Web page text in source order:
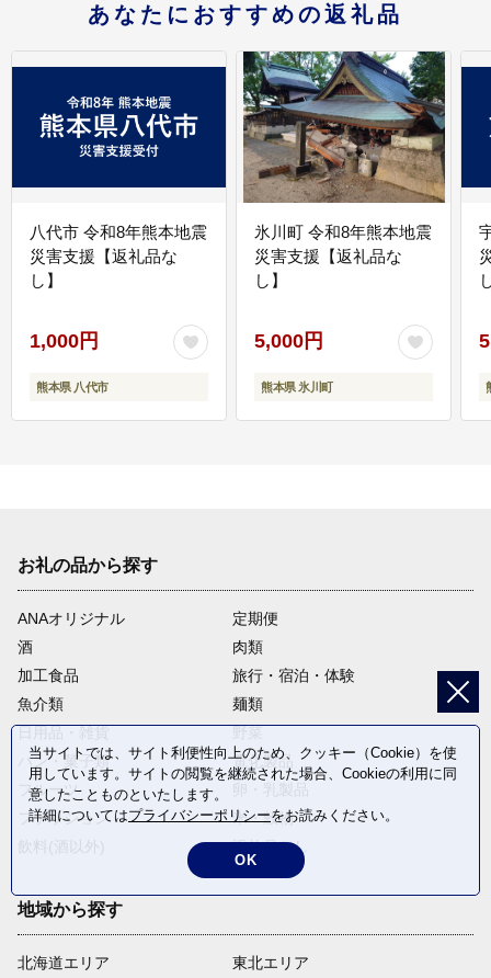
あなたにおすすめの返礼品
八代市 令和8年熊本地震
災害支援【返礼品な
し】
1,000円
熊本県 八代市
氷川町 令和8年熊本地震
災害支援【返礼品な
し】
5,000円
熊本県 氷川町
お礼の品から探す
ANAオリジナル
定期便
酒
肉類
加工食品
旅行・宿泊・体験
魚介類
麺類
パン・菓子類
電化製品
フルーツ
ファッション
米・穀物
返礼品なし
地域から探す
北海道エリア
東北エリア
当サイトでは、サイト利便性向上のため、クッキー（Cookie）を使
用しています。サイトの閲覧を継続された場合、Cookieの利用に同
意したことものといたします。
詳細についてはプライバシーポリシーをお読みください。
OK